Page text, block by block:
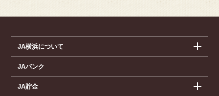
JA横浜について
JAバンク
JA貯金